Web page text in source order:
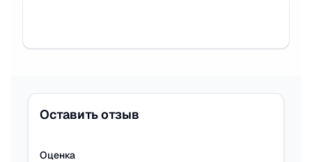
Оставить отзыв
Оценка